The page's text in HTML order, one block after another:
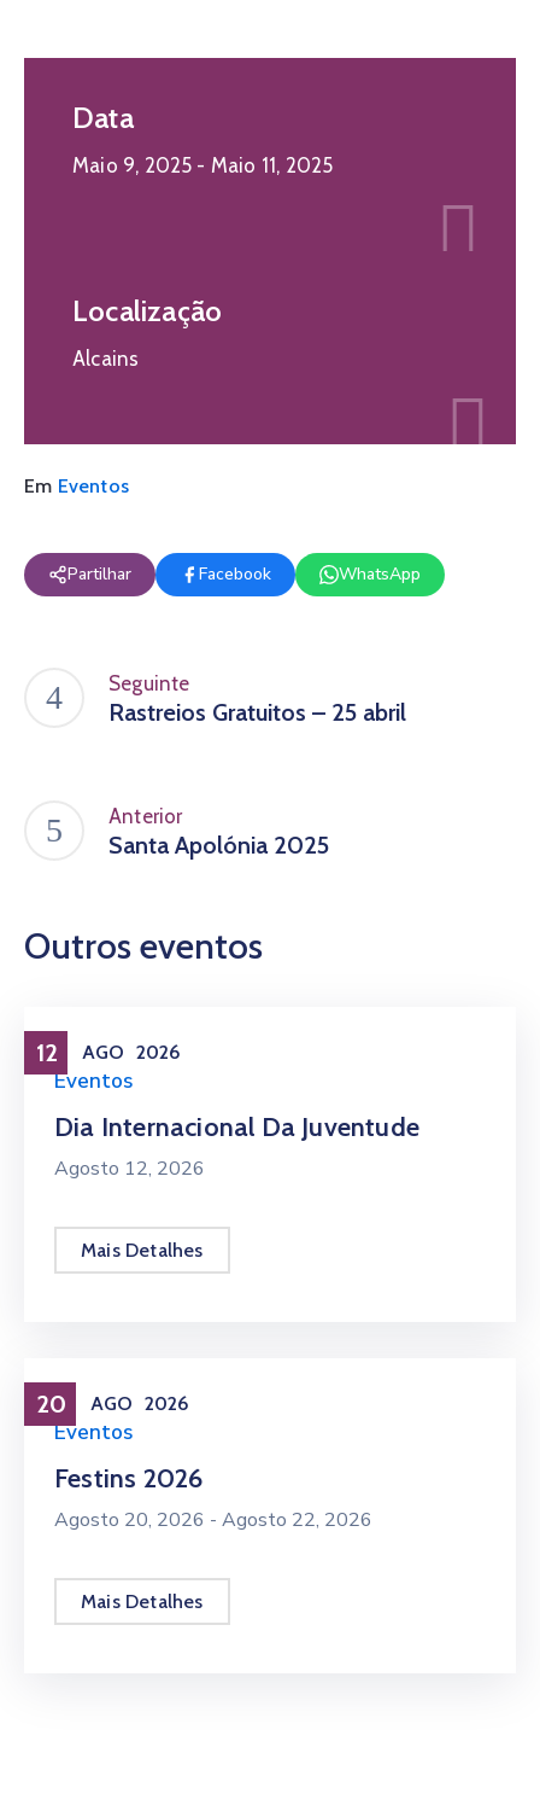
Data
Maio 9, 2025 - Maio 11, 2025
Localização
Alcains
Em Eventos
Partilhar Facebook WhatsApp
Seguinte
Rastreios Gratuitos – 25 abril
Anterior
Santa Apolónia 2025
Outros eventos
12 AGO 2026
Eventos
Dia Internacional Da Juventude
Agosto 12, 2026
Mais Detalhes
20 AGO 2026
Eventos
Festins 2026
Agosto 20, 2026 - Agosto 22, 2026
Mais Detalhes